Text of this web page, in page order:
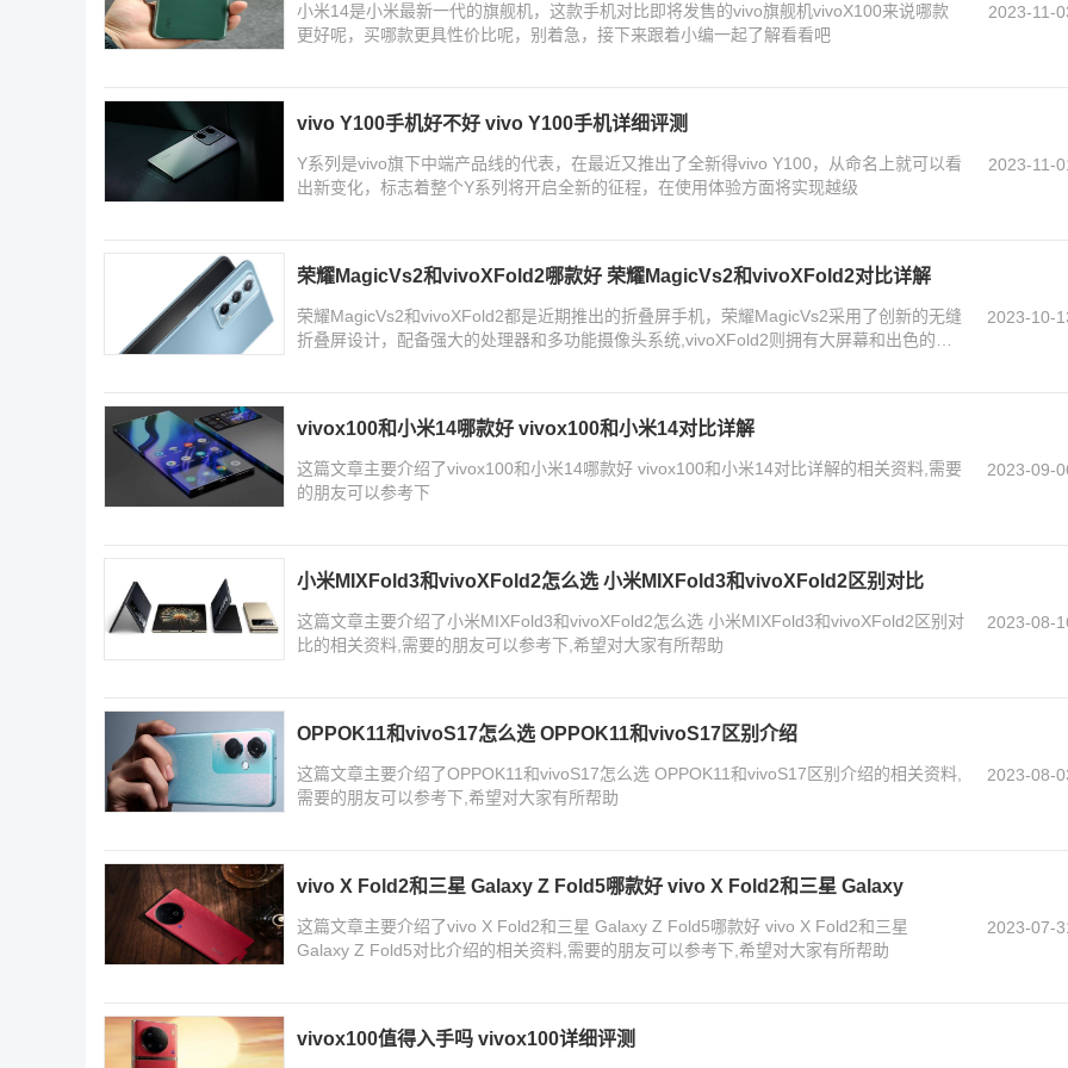
小米14是小米最新一代的旗舰机，这款手机对比即将发售的vivo旗舰机vivoX100来说哪款
更好呢，买哪款更具性价比呢，别着急，接下来跟着小编一起了解看看吧
2023-11-
vivo Y100手机好不好 vivo Y100手机详细评测
Y系列是vivo旗下中端产品线的代表，在最近又推出了全新得vivo Y100，从命名上就可以看
出新变化，标志着整个Y系列将开启全新的征程，在使用体验方面将实现越级
2023-11-
荣耀MagicVs2和vivoXFold2哪款好 荣耀MagicVs2和vivoXFold2对比详解
荣耀MagicVs2和vivoXFold2都是近期推出的折叠屏手机，荣耀MagicVs2采用了创新的无缝
折叠屏设计，配备强大的处理器和多功能摄像头系统,vivoXFold2则拥有大屏幕和出色的折
2023-10-
vivox100和小米14哪款好 vivox100和小米14对比详解
这篇文章主要介绍了vivox100和小米14哪款好 vivox100和小米14对比详解的相关资料,需要
的朋友可以参考下
2023-09-
小米MIXFold3和vivoXFold2怎么选 小米MIXFold3和vivoXFold2区别对比
这篇文章主要介绍了小米MIXFold3和vivoXFold2怎么选 小米MIXFold3和vivoXFold2区别对
比的相关资料,需要的朋友可以参考下,希望对大家有所帮助
2023-08-
OPPOK11和vivoS17怎么选 OPPOK11和vivoS17区别介绍
这篇文章主要介绍了OPPOK11和vivoS17怎么选 OPPOK11和vivoS17区别介绍的相关资料,
需要的朋友可以参考下,希望对大家有所帮助
2023-08-
vivo X Fold2和三星 Galaxy Z Fold5哪款好 vivo X Fold2和三星 Galaxy
这篇文章主要介绍了vivo X Fold2和三星 Galaxy Z Fold5哪款好 vivo X Fold2和三星
Galaxy Z Fold5对比介绍的相关资料,需要的朋友可以参考下,希望对大家有所帮助
2023-07-
vivox100值得入手吗 vivox100详细评测